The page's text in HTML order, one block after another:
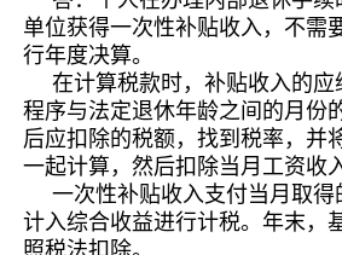
单位获得一次性补贴收入，不需
行年度决算。
在计算税款时，补贴收入的
程序与法定退休年龄之间的月份
后应扣除的税额，找到税率，并
一起计算，然后扣除当月工资收
一次性补贴收入支付当月取
计入综合收益进行计税。年末，